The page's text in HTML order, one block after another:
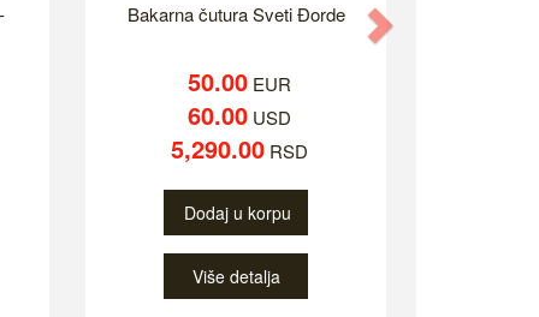
Bakarna čutura Sveti Đorde
50.00EUR
60.00USD
5,290.00RSD
Dodaj u korpu
Više detalja